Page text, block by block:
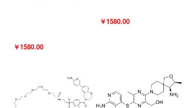
￥1580.00
￥1580.00